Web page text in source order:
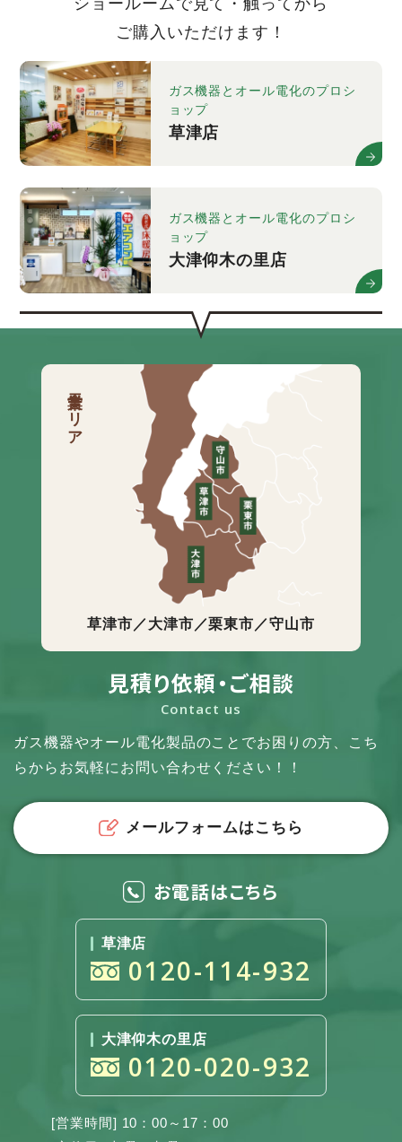
ショールームで見て・触ってから
ご購入いただけます！
ガス機器とオール電化のプロシ
ョップ
草津店
ガス機器とオール電化のプロシ
ョップ
大津仰木の里店
営業エリア
草津市／大津市／栗東市／守山市
見積り依頼・ご相談
Contact us
ガス機器やオール電化製品のことでお困りの方、
こち
らからお気軽にお問い合わせください！！
メールフォームはこちら
お電話はこちら
草津店
0120-114-932
大津仰木の里店
0120-020-932
[営業時間] 10：00～17：00